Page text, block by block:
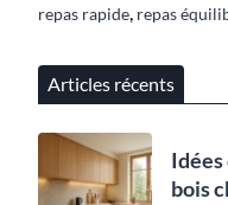
repas rapide, repas
Articles récents
Idées
bois